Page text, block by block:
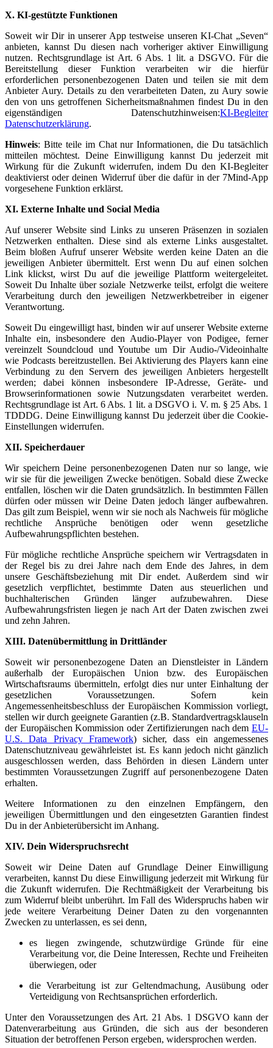
X. KI-gestützte Funktionen
Soweit wir Dir in unserer App testweise unseren KI-Chat „Seven“
anbieten, kannst Du diesen nach vorheriger aktiver Einwilligung
nutzen. Rechtsgrundlage ist Art. 6 Abs. 1 lit. a DSGVO. Für die
Bereitstellung dieser Funktion verarbeiten wir die hierfür
erforderlichen personenbezogenen Daten und teilen sie mit dem
Anbieter Aury. Details zu den verarbeiteten Daten, zu Aury sowie
den von uns getroffenen Sicherheitsmaßnahmen findest Du in den
eigenständigen Datenschutzhinweisen:KI-Begleiter
Datenschutzerklärung.
Hinweis: Bitte teile im Chat nur Informationen, die Du tatsächlich
mitteilen möchtest. Deine Einwilligung kannst Du jederzeit mit
Wirkung für die Zukunft widerrufen, indem Du den KI-Begleiter
deaktivierst oder deinen Widerruf über die dafür in der 7Mind-App
vorgesehene Funktion erklärst.
XI. Externe Inhalte und Social Media
Auf unserer Website sind Links zu unseren Präsenzen in sozialen
Netzwerken enthalten. Diese sind als externe Links ausgestaltet.
Beim bloßen Aufruf unserer Website werden keine Daten an die
jeweiligen Anbieter übermittelt. Erst wenn Du auf einen solchen
Link klickst, wirst Du auf die jeweilige Plattform weitergeleitet.
Soweit Du Inhalte über soziale Netzwerke teilst, erfolgt die weitere
Verarbeitung durch den jeweiligen Netzwerkbetreiber in eigener
Verantwortung.
Soweit Du eingewilligt hast, binden wir auf unserer Website externe
Inhalte ein, insbesondere den Audio-Player von Podigee, ferner
vereinzelt Soundcloud und Youtube um Dir Audio-/Videoinhalte
wie Podcasts bereitzustellen. Bei Aktivierung des Players kann eine
Verbindung zu den Servern des jeweiligen Anbieters hergestellt
werden; dabei können insbesondere IP-Adresse, Geräte- und
Browserinformationen sowie Nutzungsdaten verarbeitet werden.
Rechtsgrundlage ist Art. 6 Abs. 1 lit. a DSGVO i. V. m. § 25 Abs. 1
TDDDG. Deine Einwilligung kannst Du jederzeit über die Cookie-
Einstellungen widerrufen.
XII. Speicherdauer
Wir speichern Deine personenbezogenen Daten nur so lange, wie
wir sie für die jeweiligen Zwecke benötigen. Sobald diese Zwecke
entfallen, löschen wir die Daten grundsätzlich. In bestimmten Fällen
dürfen oder müssen wir Deine Daten jedoch länger aufbewahren.
Das gilt zum Beispiel, wenn wir sie noch als Nachweis für mögliche
rechtliche Ansprüche benötigen oder wenn gesetzliche
Aufbewahrungspflichten bestehen.
Für mögliche rechtliche Ansprüche speichern wir Vertragsdaten in
der Regel bis zu drei Jahre nach dem Ende des Jahres, in dem
unsere Geschäftsbeziehung mit Dir endet. Außerdem sind wir
gesetzlich verpflichtet, bestimmte Daten aus steuerlichen und
buchhalterischen Gründen länger aufzubewahren. Diese
Aufbewahrungsfristen liegen je nach Art der Daten zwischen zwei
und zehn Jahren.
XIII. Datenübermittlung in Drittländer
Soweit wir personenbezogene Daten an Dienstleister in Ländern
außerhalb der Europäischen Union bzw. des Europäischen
Wirtschaftsraums übermitteln, erfolgt dies nur unter Einhaltung der
gesetzlichen Voraussetzungen. Sofern kein
Angemessenheitsbeschluss der Europäischen Kommission vorliegt,
stellen wir durch geeignete Garantien (z.B. Standardvertragsklauseln
der Europäischen Kommission oder Zertifizierungen nach dem EU-
U.S. Data Privacy Framework) sicher, dass ein angemessenes
Datenschutzniveau gewährleistet ist. Es kann jedoch nicht gänzlich
ausgeschlossen werden, dass Behörden in diesen Ländern unter
bestimmten Voraussetzungen Zugriff auf personenbezogene Daten
erhalten.
Weitere Informationen zu den einzelnen Empfängern, den
jeweiligen Übermittlungen und den eingesetzten Garantien findest
Du in der Anbieterübersicht im Anhang.
XIV. Dein Widerspruchsrecht
Soweit wir Deine Daten auf Grundlage Deiner Einwilligung
verarbeiten, kannst Du diese Einwilligung jederzeit mit Wirkung für
die Zukunft widerrufen. Die Rechtmäßigkeit der Verarbeitung bis
zum Widerruf bleibt unberührt. Im Fall des Widerspruchs haben wir
jede weitere Verarbeitung Deiner Daten zu den vorgenannten
Zwecken zu unterlassen, es sei denn,
es liegen zwingende, schutzwürdige Gründe für eine
Verarbeitung vor, die Deine Interessen, Rechte und Freiheiten
überwiegen, oder
die Verarbeitung ist zur Geltendmachung, Ausübung oder
Verteidigung von Rechtsansprüchen erforderlich.
Unter den Voraussetzungen des Art. 21 Abs. 1 DSGVO kann der
Datenverarbeitung aus Gründen, die sich aus der besonderen
Situation der betroffenen Person ergeben, widersprochen werden.